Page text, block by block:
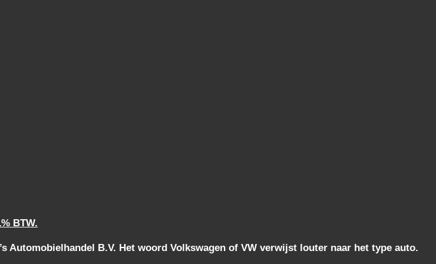
BTW.
Automobielhandel B.V. Het woord Volkswagen of VW verwijst louter naar het type auto.